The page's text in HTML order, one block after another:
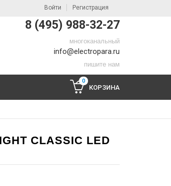
Войти Регистрация
8 (495) 988-32-27
многоканальный
info@electropara.ru
пишите нам
0
КОРЗИНА
CLASSIC LED